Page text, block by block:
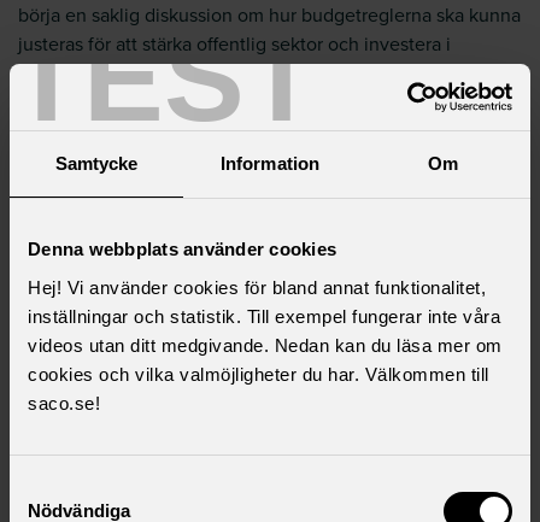
TEST
Samtycke Information Om
Denna webbplats använder cookies
Hej! Vi använder cookies för bland annat funktionalitet,
inställningar och statistik. Till exempel fungerar inte våra
videos utan ditt medgivande. Nedan kan du läsa mer om
cookies och vilka valmöjligheter du har. Välkommen till
saco.se!
Nödvändiga
börja en saklig diskussion om hur budgetreglerna ska kunna
justeras för att stärka offentlig sektor och investera i
infrastruktur, energiförsörjning, klimatomställning, försvar
med mera.
Vill du läsa hela skriften om överskottsmålet?
Ladda ner
Läs mer i ämnet
Samhällsekonomisk utblick om statsskulden
Samhällsekonomisk utblick om styrräntan